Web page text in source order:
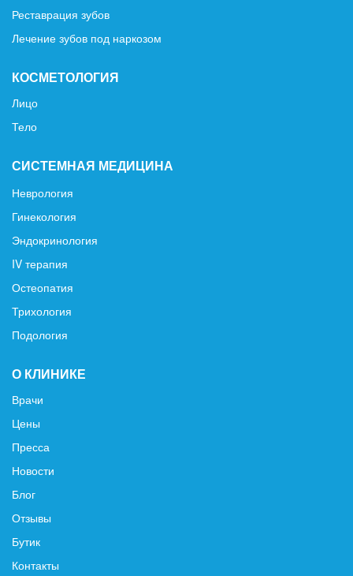
Реставрация зубов
Лечение зубов под наркозом
КОСМЕТОЛОГИЯ
Лицо
Тело
СИСТЕМНАЯ МЕДИЦИНА
Неврология
Гинекология
Эндокринология
IV терапия
Остеопатия
Трихология
Подология
О КЛИНИКЕ
Врачи
Цены
Пресса
Новости
Блог
Отзывы
Бутик
Контакты